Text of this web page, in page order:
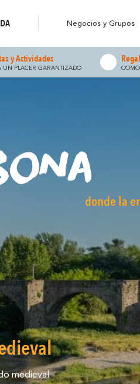
Negocios y Grupos
y Actividades
UN PLACER GARANTIZADO
medieval
donde la